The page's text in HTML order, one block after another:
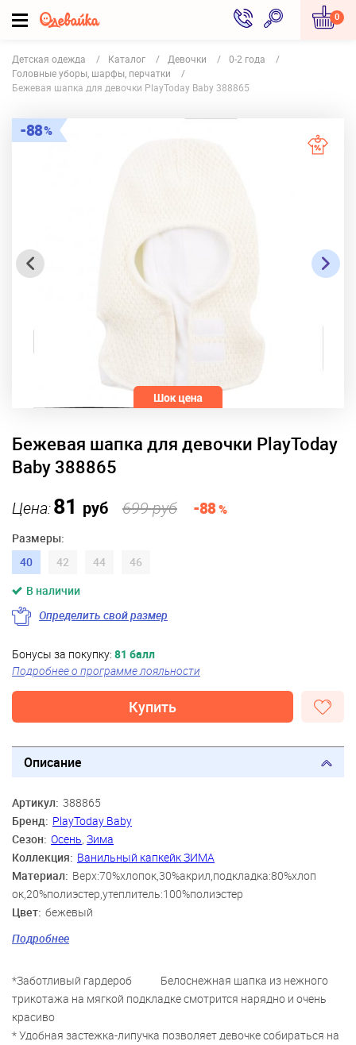
0
Детская одежда Каталог Девочки
0-2 года
Головные уборы, шарфы, перчатки
Бежевая шапка для девочки PlayToday Baby 388865
88
Бежевая шапка для девочки PlayToday
Baby 388865
Цена:81 руб 699 руб -88%
Размеры:
40
42 44
46
В наличии
Определить свой размер
Бонусы за покупку: 81 балл
Подробнее о программе лояльности
Купить
Описание
Артикул: 388865
Бренд: PlayToday Baby
Сезон: Осень, Зима
Коллекция: Ванильный капкейк ЗИМА
Материал: Верх:70%хлопок,30%акрил,подкладка:80%хлоп
ок,20%полиэстер,утеплитель:100%полиэстер
Цвет: бежевый
Скидка:
Пол: Девочки
Подробнее
*Заботливый гардероб Белоснежная шапка из нежного
трикотажа на мягкой подкладке смотрится нарядно и очень
красиво
* Удобная застежка-липучка позволяет девочке собираться на